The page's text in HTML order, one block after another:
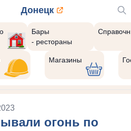
Донецк
Бары
- рестораны
Магазины
огонь по